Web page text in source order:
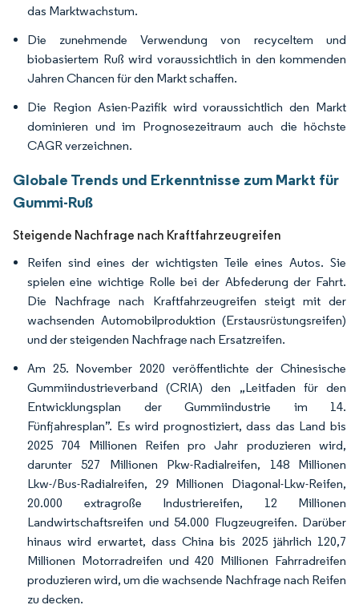
das Marktwachstum.
Die zunehmende Verwendung von recyceltem und
biobasiertem Ruß wird voraussichtlich in den kommenden
Jahren Chancen für den Markt schaffen.
Die Region Asien-Pazifik wird voraussichtlich den Markt
dominieren und im Prognosezeitraum auch die höchste
CAGR verzeichnen.
Globale Trends und Erkenntnisse zum Markt für
Gummi-Ruß
Steigende Nachfrage nach Kraftfahrzeugreifen
Reifen sind eines der wichtigsten Teile eines Autos. Sie
spielen eine wichtige Rolle bei der Abfederung der Fahrt.
Die Nachfrage nach Kraftfahrzeugreifen steigt mit der
wachsenden Automobilproduktion (Erstausrüstungsreifen)
und der steigenden Nachfrage nach Ersatzreifen.
Am 25. November 2020 veröffentlichte der Chinesische
Gummiindustrieverband (CRIA) den „Leitfaden für den
Entwicklungsplan der Gummiindustrie im 14.
Fünfjahresplan”. Es wird prognostiziert, dass das Land bis
2025 704 Millionen Reifen pro Jahr produzieren wird,
darunter 527 Millionen Pkw-Radialreifen, 148 Millionen
Lkw-/Bus-Radialreifen, 29 Millionen Diagonal-Lkw-Reifen,
20.000 extragroße Industriereifen, 12 Millionen
Landwirtschaftsreifen und 54.000 Flugzeugreifen. Darüber
hinaus wird erwartet, dass China bis 2025 jährlich 120,7
Millionen Motorradreifen und 420 Millionen Fahrradreifen
produzieren wird, um die wachsende Nachfrage nach Reifen
zu decken.